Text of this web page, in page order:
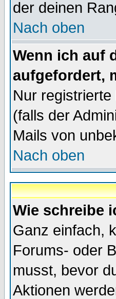
der deinen
Nach oben
Wenn ich auf
aufgefordert,
Nur
(falls der
Mails von
Nach oben
Wie schreibe
Ganz einfach,
Forums- oder
musst, bevor
Aktionen